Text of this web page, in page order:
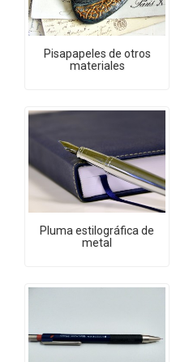
Pisapapeles de otros
materiales
Pluma estilográfica de
metal